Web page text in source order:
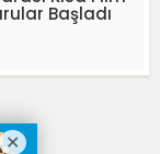
Başladı